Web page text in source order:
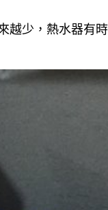
少，熱水器有